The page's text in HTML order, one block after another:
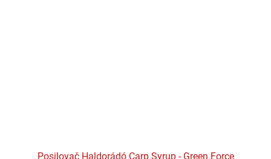
Posilovač Haldorádó Carp Syrup - Green Force